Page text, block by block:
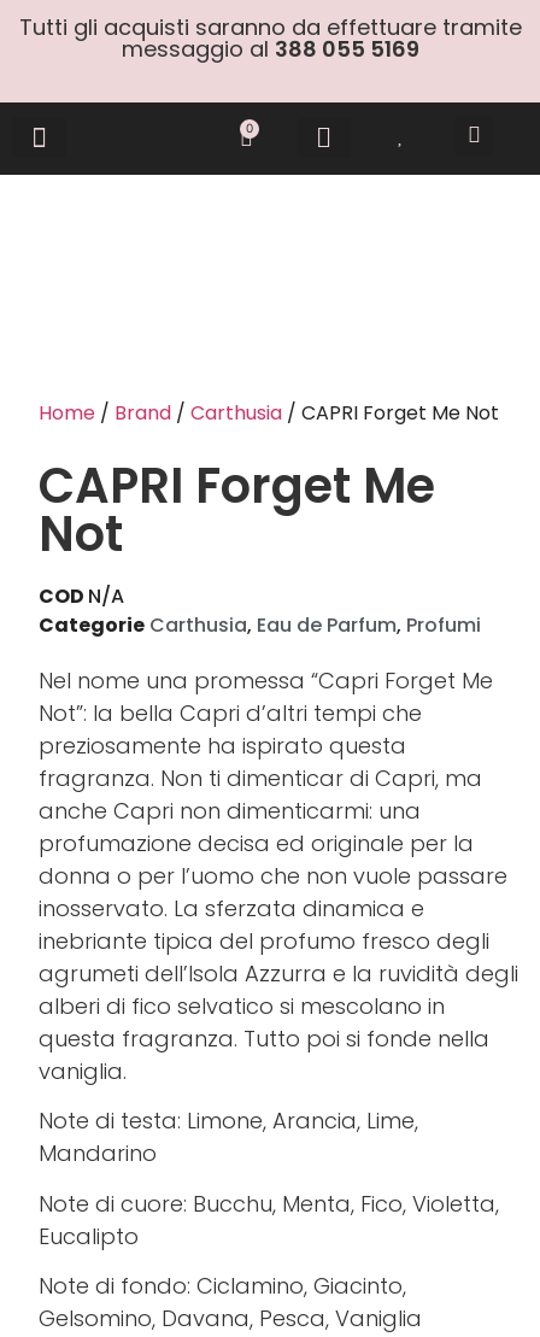
Tutti gli acquisti saranno da effettuare tramite
messaggio al 388 055 5169
0
Home / Brand /Carthusia / CAPRI Forget Me Not
CAPRI Forget Me
Not
COD N/A
Categorie Carthusia, Eau de Parfum, Profumi
Nel nome una promessa “Capri Forget Me
Not”: la bella Capri d’altri tempi che
preziosamente ha ispirato questa
fragranza. Non ti dimenticar di Capri, ma
anche Capri non dimenticarmi: una
profumazione decisa ed originale per la
donna o per l’uomo che non vuole passare
inosservato. La sferzata dinamica e
inebriante tipica del profumo fresco degli
agrumeti dell’Isola Azzurra e la ruvidità degli
alberi di fico selvatico si mescolano in
questa fragranza. Tutto poi si fonde nella
vaniglia.
Note di testa: Limone, Arancia, Lime,
Mandarino
Note di cuore: Bucchu, Menta, Fico, Violetta,
Eucalipto
Note di fondo: Ciclamino, Giacinto,
Gelsomino, Davana, Pesca, Vaniglia